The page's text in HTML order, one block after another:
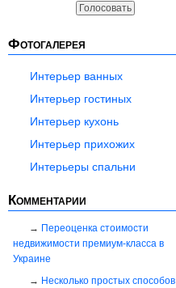
Фотогалерея
Интерьер ванных
Интерьер гостиных
Интерьер кухонь
Интерьер прихожих
Интерьеры спальни
Комментарии
Переоценка стоимости
недвижимости премиум-класса в
Украине
Несколько простых способов